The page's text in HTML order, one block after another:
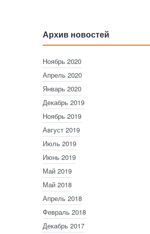
Архив новостей
Ноябрь 2020
Апрель 2020
Январь 2020
Декабрь 2019
Ноябрь 2019
Август 2019
Июль 2019
Июнь 2019
Май 2019
Май 2018
Апрель 2018
Февраль 2018
Декабрь 2017